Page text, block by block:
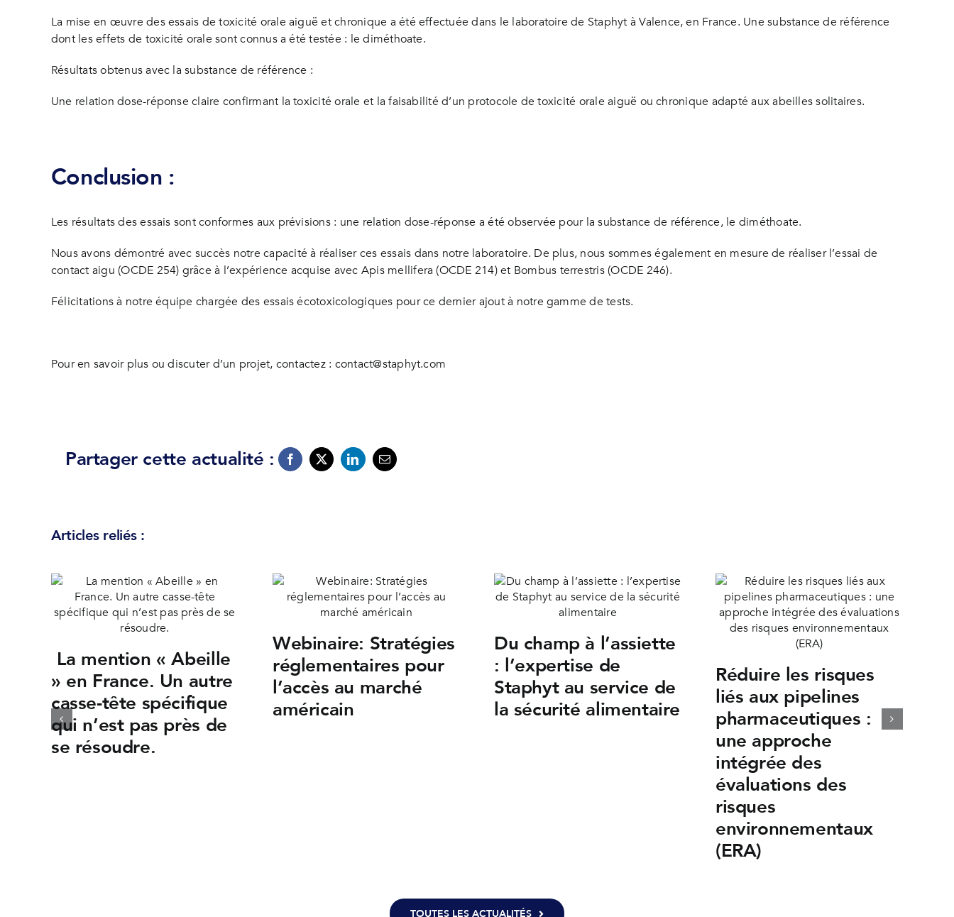
La mise en œuvre des essais de toxicité orale aiguë et chronique a été effectuée dans le laboratoire de Staphyt à Valence, en France. Une substance de référence
dont les effets de toxicité orale sont connus a été testée : le diméthoate.
Résultats obtenus avec la substance de référence :
Une relation dose-réponse claire confirmant la toxicité orale et la faisabilité d’un protocole de toxicité orale aiguë ou chronique adapté aux abeilles solitaires.
Conclusion :
Les résultats des essais sont conformes aux prévisions : une relation dose-réponse a été observée pour la substance de référence, le diméthoate.
Nous avons démontré avec succès notre capacité à réaliser ces essais dans notre laboratoire. De plus, nous sommes également en mesure de réaliser l’essai de
contact aigu (OCDE 254) grâce à l’expérience acquise avec Apis mellifera (OCDE 214) et Bombus terrestris (OCDE 246).
Félicitations à notre équipe chargée des essais écotoxicologiques pour ce dernier ajout à notre gamme de tests.
Pour en savoir plus ou discuter d’un projet, contactez : contact@staphyt.com
Partager cette actualité :
Articles reliés :
La mention « Abeille
» en France. Un autre
casse-tête spécifique
qui n’est pas près de
se résoudre.
Webinaire: Stratégies
réglementaires pour
l’accès au marché
américain
Du champ à l’assiette
: l’expertise de
Staphyt au service de
la sécurité alimentaire
Réduire les risques
liés aux pipelines
pharmaceutiques :
une approche
intégrée des
évaluations des
risques
environnementaux
(ERA)
TOUTES LES ACTUALITÉS